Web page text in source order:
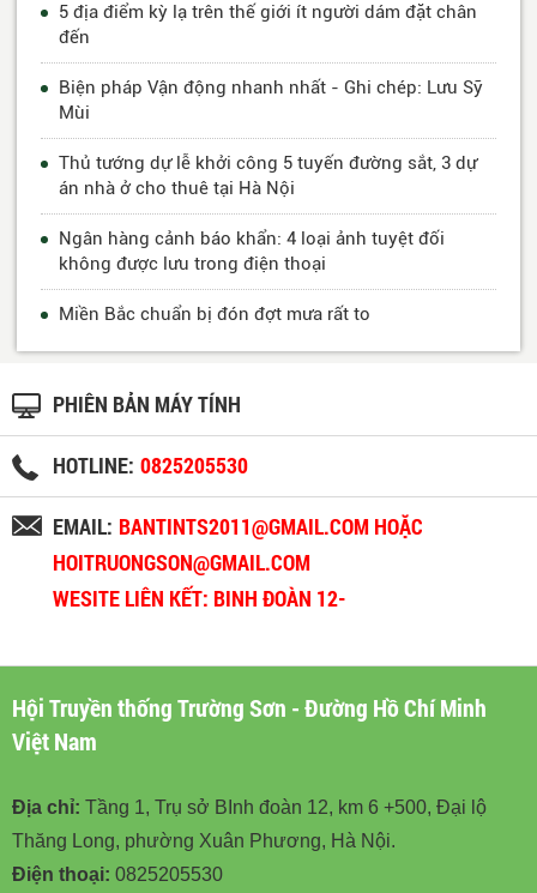
5 địa điểm kỳ lạ trên thế giới ít người dám đặt chân
đến
Biện pháp Vận động nhanh nhất - Ghi chép: Lưu Sỹ
Mùi
Thủ tướng dự lễ khởi công 5 tuyến đường sắt, 3 dự
án nhà ở cho thuê tại Hà Nội
Ngân hàng cảnh báo khẩn: 4 loại ảnh tuyệt đối
không được lưu trong điện thoại
Miền Bắc chuẩn bị đón đợt mưa rất to
PHIÊN BẢN MÁY TÍNH
HOTLINE: 0825205530
EMAIL: BANTINTS2011@GMAIL.COM HOẶC
HOITRUONGSON@GMAIL.COM
WESITE LIÊN KẾT: BINH ĐOÀN 12-
Hội Truyền thống Trường Sơn - Đường Hồ Chí Minh
Việt Nam
Địa chỉ: Tầng 1, Trụ sở BInh đoàn 12, km 6 +500, Đại lộ
Thăng Long, phường Xuân Phương, Hà Nội.
Điện thoại: 0825205530